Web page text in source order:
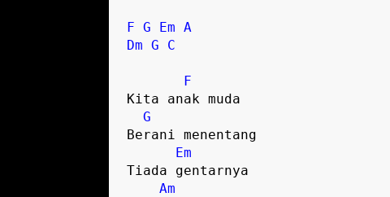
F G Em A
Dm G C
F
Kita anak muda
G
Berani menentang
Em
Tiada gentarnya
Am